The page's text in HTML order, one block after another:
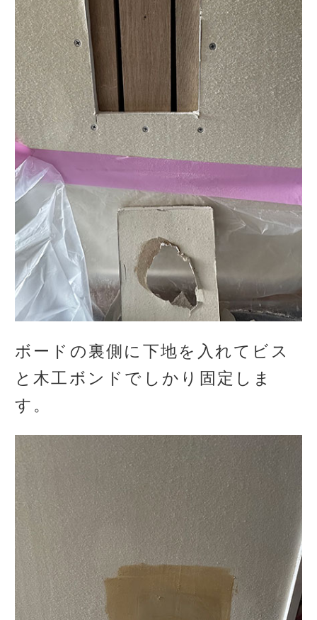
ボードの裏側に下地を入れてビス
と木工ボンドでしかり固定しま
す。